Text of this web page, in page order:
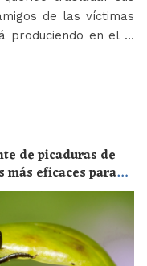
de las víctimas
produciendo en el …
de picaduras de
eficaces para